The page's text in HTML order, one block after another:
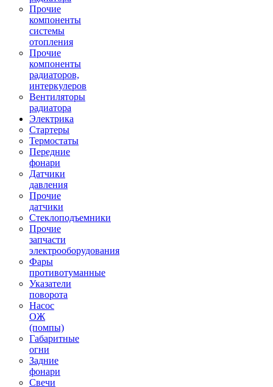
Прочие
компоненты
системы
отопления
Прочие
компоненты
радиаторов,
интеркулеров
Вентиляторы
радиатора
Электрика
Стартеры
Термостаты
Передние
фонари
Датчики
давления
Прочие
датчики
Стеклоподъемники
Прочие
запчасти
электрооборудования
Фары
противотуманные
Указатели
поворота
Насос
ОЖ
(помпы)
Габаритные
огни
Задние
фонари
Свечи